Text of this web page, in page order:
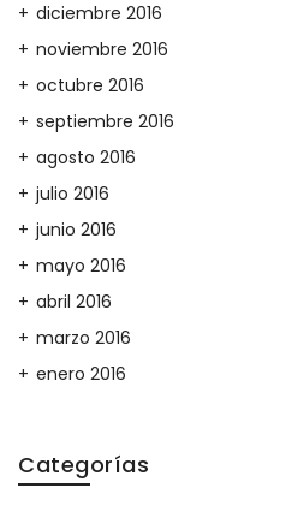
diciembre 2016
noviembre 2016
octubre 2016
septiembre 2016
agosto 2016
julio 2016
junio 2016
mayo 2016
abril 2016
marzo 2016
enero 2016
Categorías